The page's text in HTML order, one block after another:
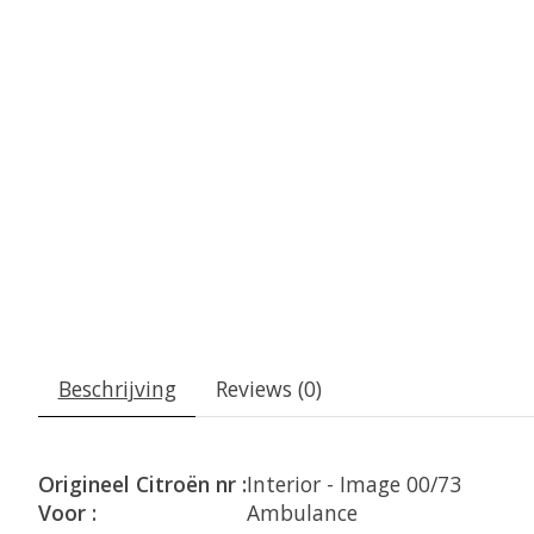
Beschrijving Reviews (0)
Origineel Citroën nr :Interior - Image 00/73
Voor :
Ambulance